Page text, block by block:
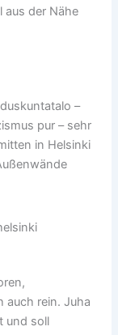
aus der Nähe
–
pur – sehr
in Helsinki
auch rein. Juha
und soll